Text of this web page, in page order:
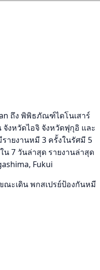
ถึง พิพิธภัณฑ์ไดโนเสาร์
งหวัดไอจิ จังหวัดฟุกุอิ และ
ายงานหมี 3 ครั้งในรัศมี 5
น 7 วันล่าสุด รายงานล่าสุด
Fukui
ณะเดิน พกสเปรย์ป้องกันหมี